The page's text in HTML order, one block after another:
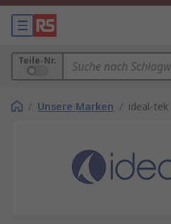
Teile-Nr.
/ Unsere Marken / ideal-tek